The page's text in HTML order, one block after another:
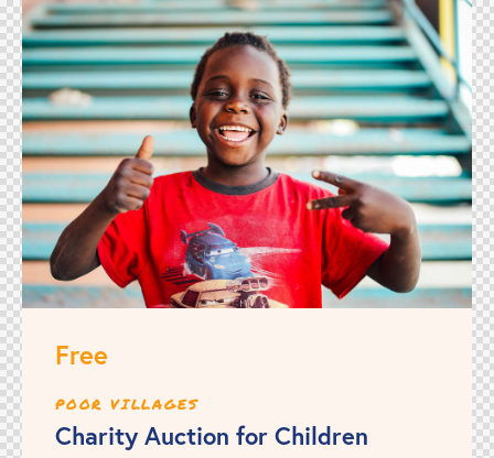
Free
POOR VILLAGES
Charity Auction for Children